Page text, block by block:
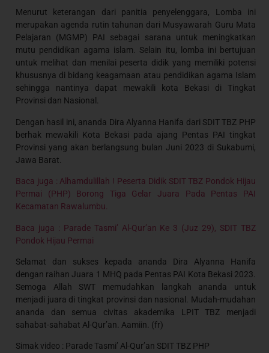
Menurut keterangan dari panitia penyelenggara, Lomba ini
merupakan agenda rutin tahunan dari Musyawarah Guru Mata
Pelajaran (MGMP) PAI sebagai sarana untuk meningkatkan
mutu pendidikan agama islam. Selain itu, lomba ini bertujuan
untuk melihat dan menilai peserta didik yang memiliki potensi
khususnya di bidang keagamaan atau pendidikan agama Islam
sehingga nantinya dapat mewakili kota Bekasi di Tingkat
Provinsi dan Nasional.
Dengan hasil ini, ananda Dira Alyanna Hanifa dari SDIT TBZ PHP
berhak mewakili Kota Bekasi pada ajang Pentas PAI tingkat
Provinsi yang akan berlangsung bulan Juni 2023 di Sukabumi,
Jawa Barat.
Baca juga : Alhamdulillah ! Peserta Didik SDIT TBZ Pondok Hijau
Permai (PHP) Borong Tiga Gelar Juara Pada Pentas PAI
Kecamatan Rawalumbu.
Baca juga : Parade Tasmi’ Al-Qur’an Ke 3 (Juz 29), SDIT TBZ
Pondok Hijau Permai
Selamat dan sukses kepada ananda Dira Alyanna Hanifa
dengan raihan Juara 1 MHQ pada Pentas PAI Kota Bekasi 2023.
Semoga Allah SWT memudahkan langkah ananda untuk
menjadi juara di tingkat provinsi dan nasional. Mudah-mudahan
ananda dan semua civitas akademika LPIT TBZ menjadi
sahabat-sahabat Al-Qur’an. Aamiin. (fr)
Simak video : Parade Tasmi’ Al-Qur’an SDIT TBZ PHP